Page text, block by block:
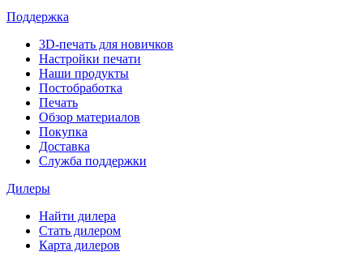
Поддержка
3D-печать для новичков
Настройки печати
Наши продукты
Постобработка
Печать
Обзор материалов
Покупка
Доставка
Служба поддержки
Дилеры
Найти дилера
Cтать дилером
Карта дилеров